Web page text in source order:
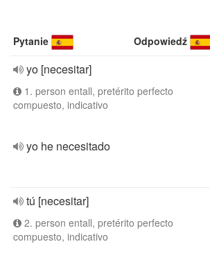
Pytanie Odpowiedź
yo [necesitar]
1. person entall, pretérito perfecto
compuesto, indicativo
yo he necesitado
tú [necesitar]
2. person entall, pretérito perfecto
compuesto, indicativo